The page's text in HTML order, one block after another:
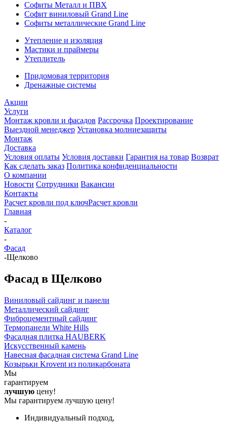
Софиты Металл и ПВХ
Софит виниловый Grand Line
Софиты металлические Grand Line
Утепление и изоляция
Мастики и праймеры
Утеплитель
Придомовая территория
Дренажные системы
Акции
Услуги
Монтаж кровли и фасадов Рассрочка Проектирование
Выездной менеджер Установка молниезащиты
Монтаж
Доставка
Условия оплаты Условия доставки Гарантия на товар Возврат
Как сделать заказ Политика конфиденциальности
О компании
Новости Сотрудники Вакансии
Контакты
Расчет кровли под ключРасчет кровли
Главная
-
Каталог
-
Фасад
-Щелково
Фасад в Щелково
Виниловый сайдинг и панели
Металлический сайдинг
Фиброцементный сайдинг
Термопанели White Hills
Фасадная плитка HAUBERK
Искусственный камень
Навесная фасадная система Grand Line
Козырьки Krovent из поликарбоната
Мы
гарантируем
лучшую цену!
Мы гарантируем лучшую цену!
Индивидуальный подход,